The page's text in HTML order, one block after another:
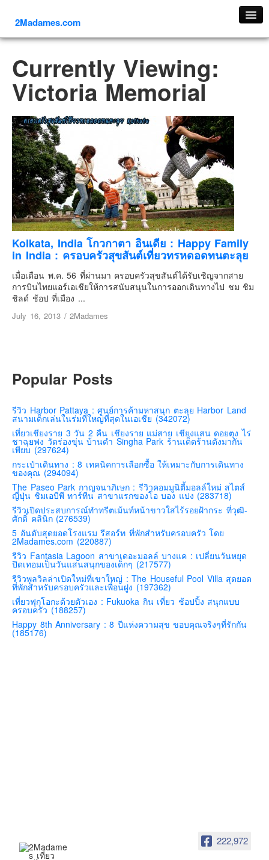
2Madames.com
ภาคเหนือ
ภาคใต้
ภาคกลาง
ภาคตะวันตก
ภาคอีสาน
ทริปต่างประเทศ
ยุโรป
รัสเซีย
อิตาลี
ตุรกี-ตุรเคีย
เยอรมัน
ฝรั่งเศส
ออสเตรีย
เบลเยี่ยม
สวิสเซอร์แลนด์
โปรตุเกส
สเปน
โครเอเชีย
สโลเวเนีย
มอนเตรเนโกร
บอสเนียและเฮอร์เซโกวีน่า
ญี่ปุ่น
คันโต-โตเกียวและรอบๆ
คันไซ-โอซาก้า เกียวโต
คิวชู – ฟุกุโอกะ ซางะ เปปปุ ยุฟุอิน นางาซากิ
ฟูจิ
ฮอกไกโด
ฮ่องกง
Currently Viewing:
Victoria Memorial
Kolkata, India โกวกาตา อินเดีย : Happy Family
in India : ครอบครัวสุขสันต์เที่ยวทรหดอดทนตะลุย
เมื่อเดือน พ.ค. 56 ที่ผ่านมา ครอบครัวสุขสันต์ได้รับเชิญจากสาย
การบินไทยแอร์เอเชียให้การสนับสนุนในการออกเดินทางไป ชม ชิม
ชิลด์ ช้อป ที่เมือง ...
July 16, 2013 / 2Madames
Popular Posts
รีวิว Harbor Pattaya : ศูนย์การค้ามหาสนุก ตะลุย Harbor Land
สนามเด็กเล่นในร่มที่ใหญ่ที่สุดในเอเชีย (342072)
เที่ยวเชียงราย 3 วัน 2 คืน เชียงราย แม่สาย เชียงแสน ดอยตุง ไร่
ชาฉุยฟง วัดร่องขุ่น บ้านดำ Singha Park ร้านเด็ดร้านดังมากัน
เพียบ (297624)
กระเป๋าเดินทาง : 8 เทคนิคการเลือกซื้อ ให้เหมาะกับการเดินทาง
ของคุณ (294094)
The Paseo Park กาญจนาภิเษก : รีวิวคอมมูนิตี้มอลล์ใหม่ สไตส์
ญี่ปุ่น ชิมเอบีพี ทาร์ทีน สาขาแรกของโอ บอง แปง (283718)
รีวิวเปิดประสบการณ์ทำทรีตเม้นท์หน้าขาวใสไร้รอยฝ้ากระ ที่วุฒิ-
ศักดิ์ คลินิก (276539)
5 อันดับสุดยอดโรงแรม รีสอร์ท ที่พักสำหรับครอบครัว โดย
2Madames.com (220887)
รีวิว Fantasia Lagoon สาขาเดอะมอลล์ บางแค : เปลี่ยนวันหยุด
ปิดเทอมเป็นวันแสนสนุกของเด็กๆ (217577)
รีวิวพูลวิลล่าเปิดใหม่ที่เขาใหญ่ : The Houseful Pool Villa สุดยอด
ที่พักสำหรับครอบครัวและเพื่อนฝูง (197362)
เที่ยวฟุกุโอกะด้วยตัวเอง : Fukuoka กิน เที่ยว ช้อปปิ้ง สนุกแบบ
ครอบครัว (188257)
Happy 8th Anniversary : 8 ปีแห่งความสุข ขอบคุณจริงๆที่รักกัน
(185176)
222,972